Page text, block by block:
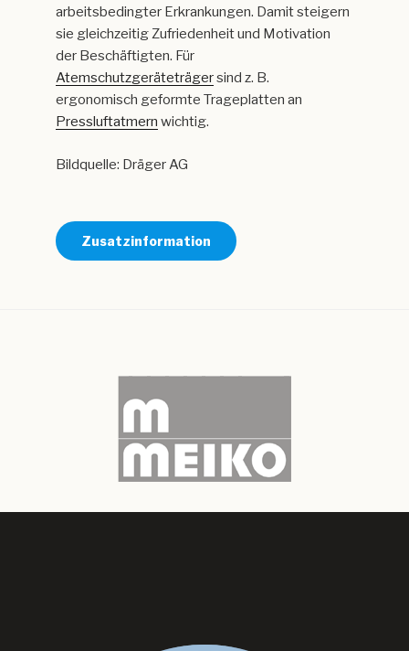
arbeitsbedingter Erkrankungen. Damit steigern
sie gleichzeitig Zufriedenheit und Motivation
der Beschäftigten. Für
Atemschutzgeräteträgersind z. B.
ergonomisch geformte Trageplatten an
Pressluftatmern wichtig.
Bildquelle: Dräger AG
Zusatzinformation